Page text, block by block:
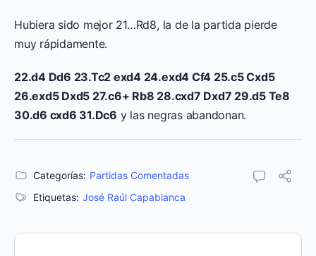
Hubiera sido mejor 21…Rd8, la de la partida pierde
muy rápidamente.
22.d4 Dd6 23.Tc2 exd4 24.exd4 Cf4 25.c5 Cxd5
26.exd5 Dxd5 27.c6+ Rb8 28.cxd7 Dxd7 29.d5 Te8
30.d6 cxd6 31.Dc6 y las negras abandonan.
Categorías: Partidas Comentadas
Etiquetas: José Raúl Capablanca